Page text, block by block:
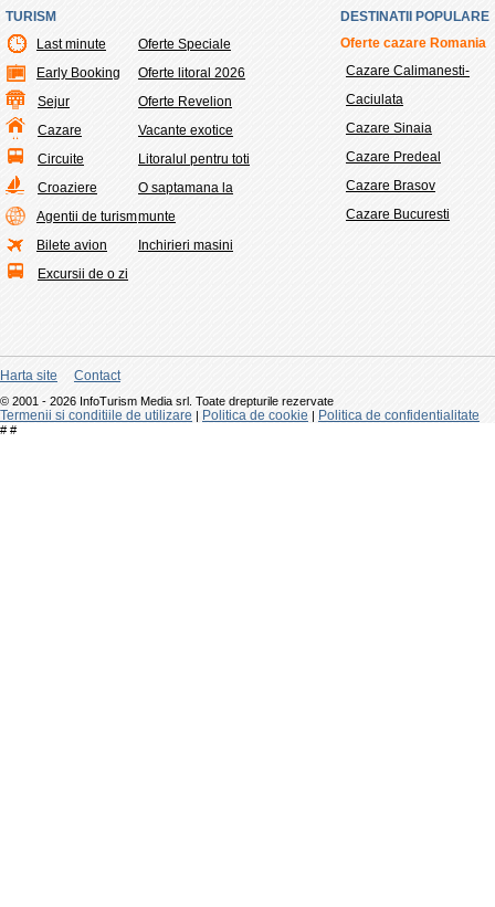
TURISM
Last minute
Early Booking
Sejur
Cazare
Circuite
Croaziere
Agentii de turism
Bilete avion
Excursii de o zi
Oferte Speciale
Oferte litoral 2026
Oferte Revelion
Vacante exotice
Litoralul pentru toti
O saptamana la
munte
Inchirieri masini
DESTINATII POPULARE
Oferte cazare Romania
Cazare Calimanesti-
Caciulata
Cazare Sinaia
Cazare Predeal
Cazare Brasov
Cazare Bucuresti
Harta site Contact
© 2001 - 2026 InfoTurism Media srl. Toate drepturile rezervate
Termenii si conditiile de utilizare | Politica de cookie | Politica de confidentialitate
# #